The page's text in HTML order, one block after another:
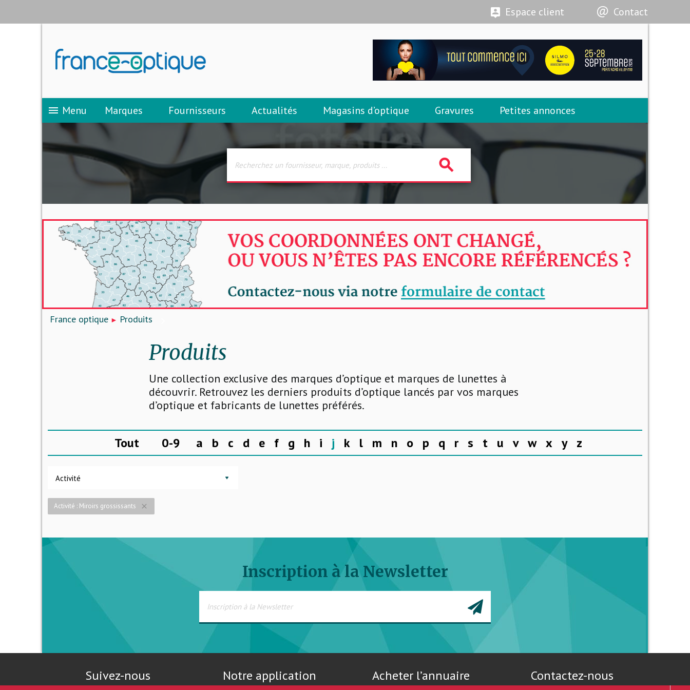
Espace client Contact
menu Menu Marques Fournisseurs Actualités Magasins d’optique Gravures Petites annonces
search
France optique Produits
Produits
Une collection exclusive des marques d’optique et marques de lunettes à
découvrir. Retrouvez les derniers produits d’optique lancés par vos marques
d’optique et fabricants de lunettes préférés.
Tout 0-9 a b c d e f g h i j k l m n o p q r s t u v w x y z
Activité
Activité : Miroirs grossissants close
Inscription à la Newsletter
Suivez-nous Notre application Acheter l’annuaire Contactez-nous